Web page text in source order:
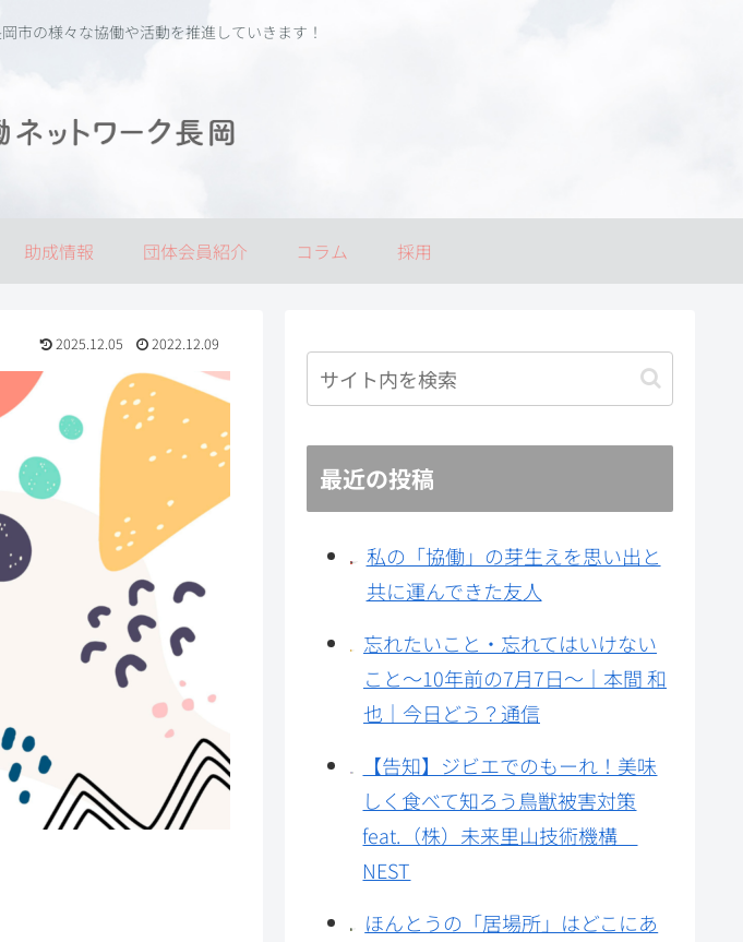
市の様々な協働や活動を推進していきます！
助成情報 団体会員紹介 コラム 採用
2025.12.05 2022.12.09
最近の投稿
私の「協働」の芽生えを思い出と
共に運んできた友人
忘れたいこと・忘れてはいけない
こと～10年前の7月7日～｜本間 和
也｜今日どう？通信
【告知】ジビエでのもーれ！美味
しく食べて知ろう鳥獣被害対策
feat.（株）未来里山技術機構
NEST
ほんとうの「居場所」はどこにあ